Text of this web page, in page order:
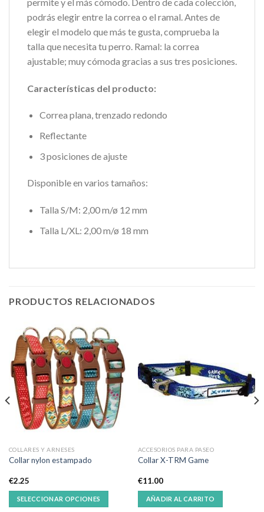
podrás elegir entre la correa o el ramal. Antes de
elegir el modelo que más te gusta, comprueba la
talla que necesita tu perro. Ramal: la correa
ajustable; muy cómoda gracias a sus tres posiciones.
Características del producto:
Correa plana, trenzado redondo
Reflectante
3 posiciones de ajuste
Disponible en varios tamaños:
Talla S/M: 2,00 m/ø 12 mm
Talla L/XL: 2,00 m/ø 18 mm
PRODUCTOS RELACIONADOS
COLLARES Y ARNESES
Collar nylon estampado
€2.25
SELECCIONAR OPCIONES
ACCESORIOS PARA PASEO
Collar X-TRM Game
€11.00
AÑADIR AL CARRITO